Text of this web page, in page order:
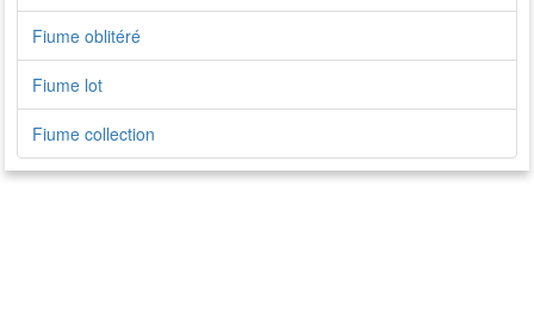
Fiume oblitéré
Fiume lot
Fiume collection